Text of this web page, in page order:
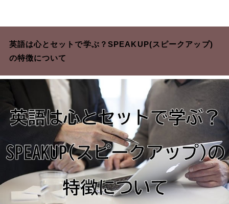
英語は心とセットで学ぶ？SPEAKUP(スピークアップ)
の特徴について